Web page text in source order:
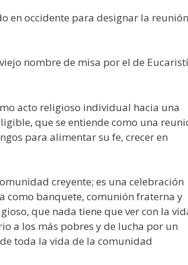
en occidente para designar la reunión
nombre de misa por el de
acto religioso individual hacia una
que se entiende como una
para alimentar su fe, crecer en
creyente; es una celebración
como banquete, comunión fraterna y
que nada tiene que ver con la
a los más pobres y de lucha por un
toda la vida de la comunidad